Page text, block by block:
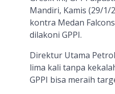
Mandiri, Kamis (29/
kontra Medan
dilakoni GPPI.
Direktur Utama
lima kali tanpa
GPPI bisa meraih